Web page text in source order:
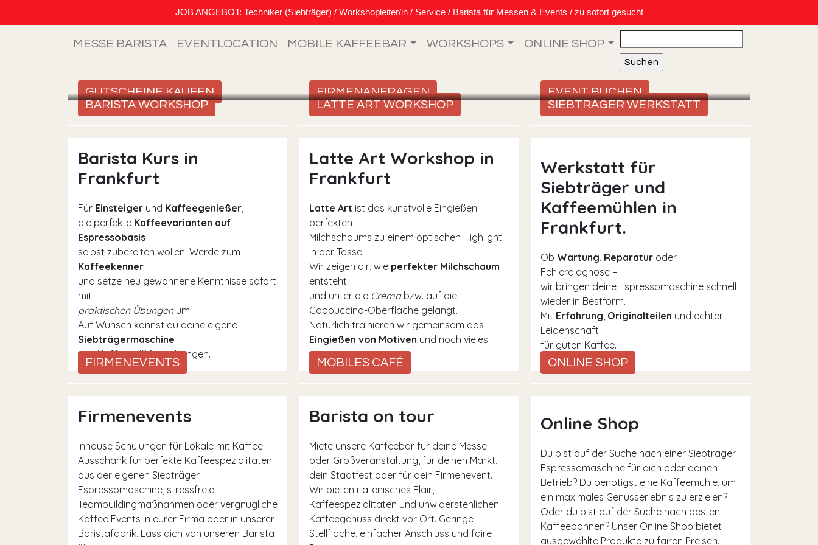
JOB ANGEBOT: Techniker (Siebträger) / Workshopleiter/in / Service / Barista für Messen & Events / zu sofort gesucht
MESSE BARISTA EVENTLOCATION MOBILE KAFFEEBAR WORKSHOPS ONLINE SHOP
GUTSCHEINE KAUFEN FIRMENANFRAGEN
EVENT BUCHEN
BARISTA WORKSHOP
LATTE ART WORKSHOP SIEBTRÄGER WERKSTATT
Barista Kurs in
Frankfurt
Für Einsteiger und Kaffeegenießer,
die perfekte Kaffeevarianten auf
Espressobasis
selbst zubereiten wollen. Werde zum
Kaffeekenner
und setze neu gewonnene Kenntnisse sofort
mit
praktischen Übungenum.
Auf Wunsch kannst du deine eigene
Siebträgermaschine
undKaffeemühlemitbringen.
Latte Art Workshop in
Frankfurt
Latte Art ist das kunstvolle Eingießen
perfekten
Milchschaums zu einem optischen Highlight
in der Tasse.
Wir zeigen dir, wie perfekter Milchschaum
entsteht
und unter die Crémabzw. auf die
Cappuccino-Oberfläche gelangt.
Natürlich trainieren wir gemeinsam das
Eingießen von Motiven und noch vieles
mehr.
Werkstatt für
Siebträger und
Kaffeemühlen in
Frankfurt.
Ob Wartung, Reparatur oder
Fehlerdiagnose –
wir bringen deine Espressomaschine schnell
wieder in Bestform.
Mit Erfahrung, Originalteilen und echter
Leidenschaft
für guten Kaffee.
FIRMENEVENTS
MOBILES CAFÉ ONLINE SHOP
Firmenevents
Inhouse Schulungen für Lokale mit Kaffee-
Ausschank für perfekte Kaffeespezialitäten
aus der eigenen Siebträger
Espressomaschine, stressfreie
Teambuildingmaßnahmen oder vergnügliche
Kaffee Events in eurer Firma oder in unserer
Baristafabrik. Lass dich von unseren Barista
Barista on tour
Miete unsere Kaffeebar für deine Messe
oder Großveranstaltung, für deinen Markt,
dein Stadtfest oder für dein Firmenevent.
Wir bieten italienisches Flair,
Kaffeespezialitäten und unwiderstehlichen
Kaffeegenuss direkt vor Ort. Geringe
Stellfläche, einfacher Anschluss und faire
Online Shop
Du bist auf der Suche nach einer Siebträger
Espressomaschine für dich oder deinen
Betrieb? Du benötigst eine Kaffeemühle, um
ein maximales Genusserlebnis zu erzielen?
Oder du bist auf der Suche nach besten
Kaffeebohnen? Unser Online Shop bietet
ausgewählte Produkte zu fairen Preisen.